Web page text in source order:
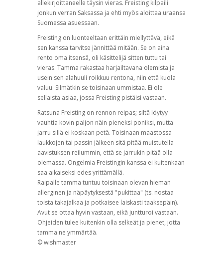
allekirjoittaneelle täysin vieras. Freisting kilpaili
jonkun verran Saksassa ja ehti myös aloittaa uraansa
Suomessa asuessaan.
Freisting on luonteeltaan erittäin miellyttävä, eikä
sen kanssa tarvitse jännittää mitään. Se on aina
rento oma itsensä, oli käsittelijä sitten tuttu tai
vieras. Tamma rakastaa harjailtavana olemista ja
usein sen alahuuli roikkuu rentona, niin että kuola
valuu. Silmätkin se toisinaan ummistaa. Ei ole
sellaista asiaa, jossa Freisting pistäisi vastaan.
Ratsuna Freisting on rennon reipas; siltä löytyy
vauhtia kovin paljon näin pieneksi poniksi, mutta
jarru sillä ei koskaan petä. Toisinaan maastossa
laukkojen tai passin jälkeen sitä pitää muistutella
aavistuksen reilummin, että se jarrukin pitää olla
olemassa. Ongelmia Freistingin kanssa ei kuitenkaan
saa aikaiseksi edes yrittämällä.
Raipalle tamma tuntuu toisinaan olevan hieman
allerginen ja näpäytyksestä "pukittaa" (ts. nostaa
toista takajalkaa ja potkaisee laiskasti taaksepäin).
Avut se ottaa hyvin vastaan, eikä juntturoi vastaan.
Ohjeiden tulee kuitenkin olla selkeät ja pienet, jotta
tamma ne ymmärtää.
© wishmaster